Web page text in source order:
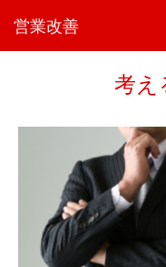
営業改善
考え